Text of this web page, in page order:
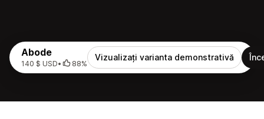
Abode
140 $ USD• 88%
Vizualizați varianta demonstrativă